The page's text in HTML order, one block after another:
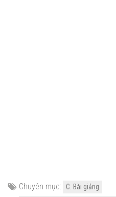
Chuyên mục:
C. Bài giảng